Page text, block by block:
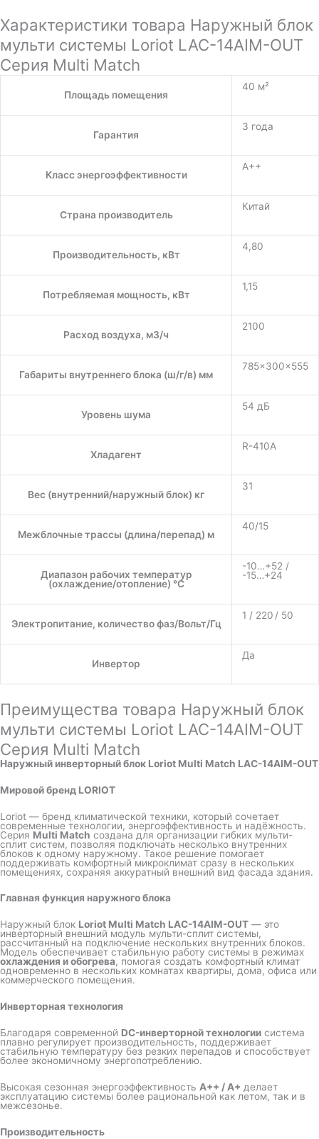
Характеристики товара Наружный блок
мульти системы Loriot LAC-14AIM-OUT
Серия Multi Match
Площадь помещения
40 м²
Гарантия
3 года
Класс энергоэффективности
A++
Страна производитель
Китай
Производительность, кВт
4,80
Потребляемая мощность, кВт
1,15
Расход воздуха, м3/ч
2100
Габариты внутреннего блока (ш/г/в) мм
785×300×555
Уровень шума
54 дБ
Хладагент
R-410A
Вес (внутренний/наружный блок) кг
31
Межблочные трассы (длина/перепад) м
40/15
Диапазон рабочих температур
(охлаждение/отопление) °C
-10…+52 /
-15…+24
Электропитание, количество фаз/Вольт/Гц
1 / 220 / 50
Инвертор
Да
Преимущества товара Наружный блок
мульти системы Loriot LAC-14AIM-OUT
Серия Multi Match
Наружный инверторный блок Loriot Multi Match LAC-14AIM-OUT
Мировой бренд LORIOT
Loriot — бренд климатической техники, который сочетает
современные технологии, энергоэффективность и надёжность.
Серия Multi Match создана для организации гибких мульти-
сплит систем, позволяя подключать несколько внутренних
блоков к одному наружному. Такое решение помогает
поддерживать комфортный микроклимат сразу в нескольких
помещениях, сохраняя аккуратный внешний вид фасада здания.
Главная функция наружного блока
Наружный блок Loriot Multi Match LAC-14AIM-OUT — это
инверторный внешний модуль мульти-сплит системы,
рассчитанный на подключение нескольких внутренних блоков.
Модель обеспечивает стабильную работу системы в режимах
охлаждения и обогрева, помогая создать комфортный климат
одновременно в нескольких комнатах квартиры, дома, офиса или
коммерческого помещения.
Инверторная технология
Благодаря современной DC-инверторной технологии система
плавно регулирует производительность, поддерживает
стабильную температуру без резких перепадов и способствует
более экономичному энергопотреблению.
Высокая сезонная энергоэффективность A++ / A+ делает
эксплуатацию системы более рациональной как летом, так и в
межсезонье.
Производительность